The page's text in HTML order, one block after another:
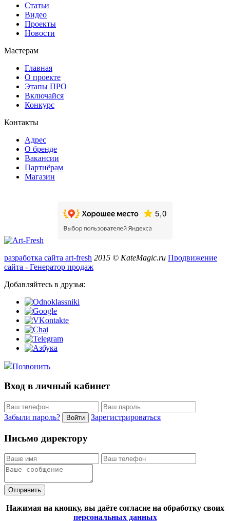
Статьи
Видео
Проекты
Новости
Мастерам
Главная
О проекте
Этапы ПРО
Включайся
Конкурс
Контакты
Адрес
О бренде
Вакансии
Партнёрам
Магазин
разработка сайта art-fresh 2015 © KateMagic.ru Продвижение
сайта - Генератор продаж
Добавляйтесь в друзья:
Позвонить
Вход в личный кабинет
Забыли пароль? Войти Зарегистрироваться
Письмо директору
Отправить
Нажимая на кнопку, вы даёте согласие на обработку своих
персональных данных